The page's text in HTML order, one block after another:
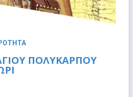
ΠΟΛΥΚΑΡΠΟΥ